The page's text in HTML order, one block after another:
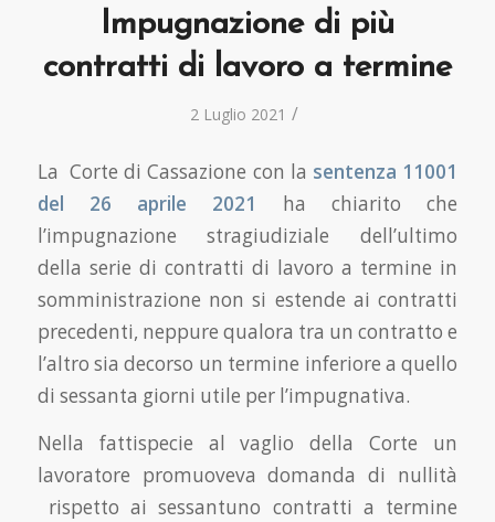
Impugnazione di più
contratti di lavoro a termine
2 Luglio 2021 /
La Corte di Cassazione con la sentenza 11001
del 26 aprile 2021
ha chiarito che
l’impugnazione stragiudiziale dell’ultimo
della serie di contratti di lavoro a termine in
somministrazione non si estende ai contratti
precedenti, neppure qualora tra un contratto e
l’altro sia decorso un termine inferiore a quello
di sessanta giorni utile per l’impugnativa.
Nella fattispecie al vaglio della Corte un
lavoratore promuoveva domanda di nullità
rispetto ai sessantuno contratti a termine